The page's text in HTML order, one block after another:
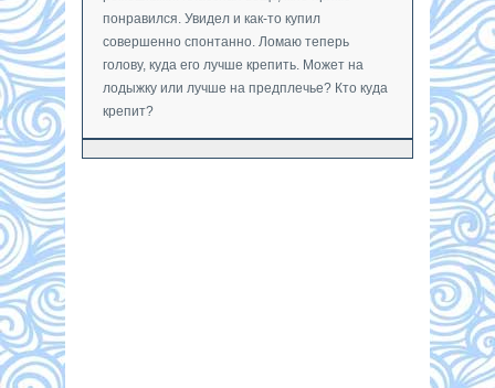
понравился. Увидел и как-то купил
совершенно спонтанно. Ломаю теперь
голову, куда его лучше крепить. Может на
лодыжку или лучше на предплечье? Кто куда
крепит?